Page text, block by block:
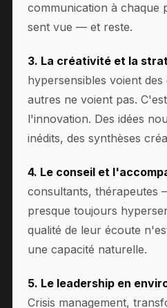
communication à chaque
sent vue — et reste.
3. La créativité et la
hypersensibles voient
autres ne voient pas.
l'innovation. Des idées
inédits, des synthèses
4. Le conseil et
consultants, thérapeutes
presque toujours
qualité de leur écoute
une capacité naturelle.
5. Le leadership en
Crisis management,